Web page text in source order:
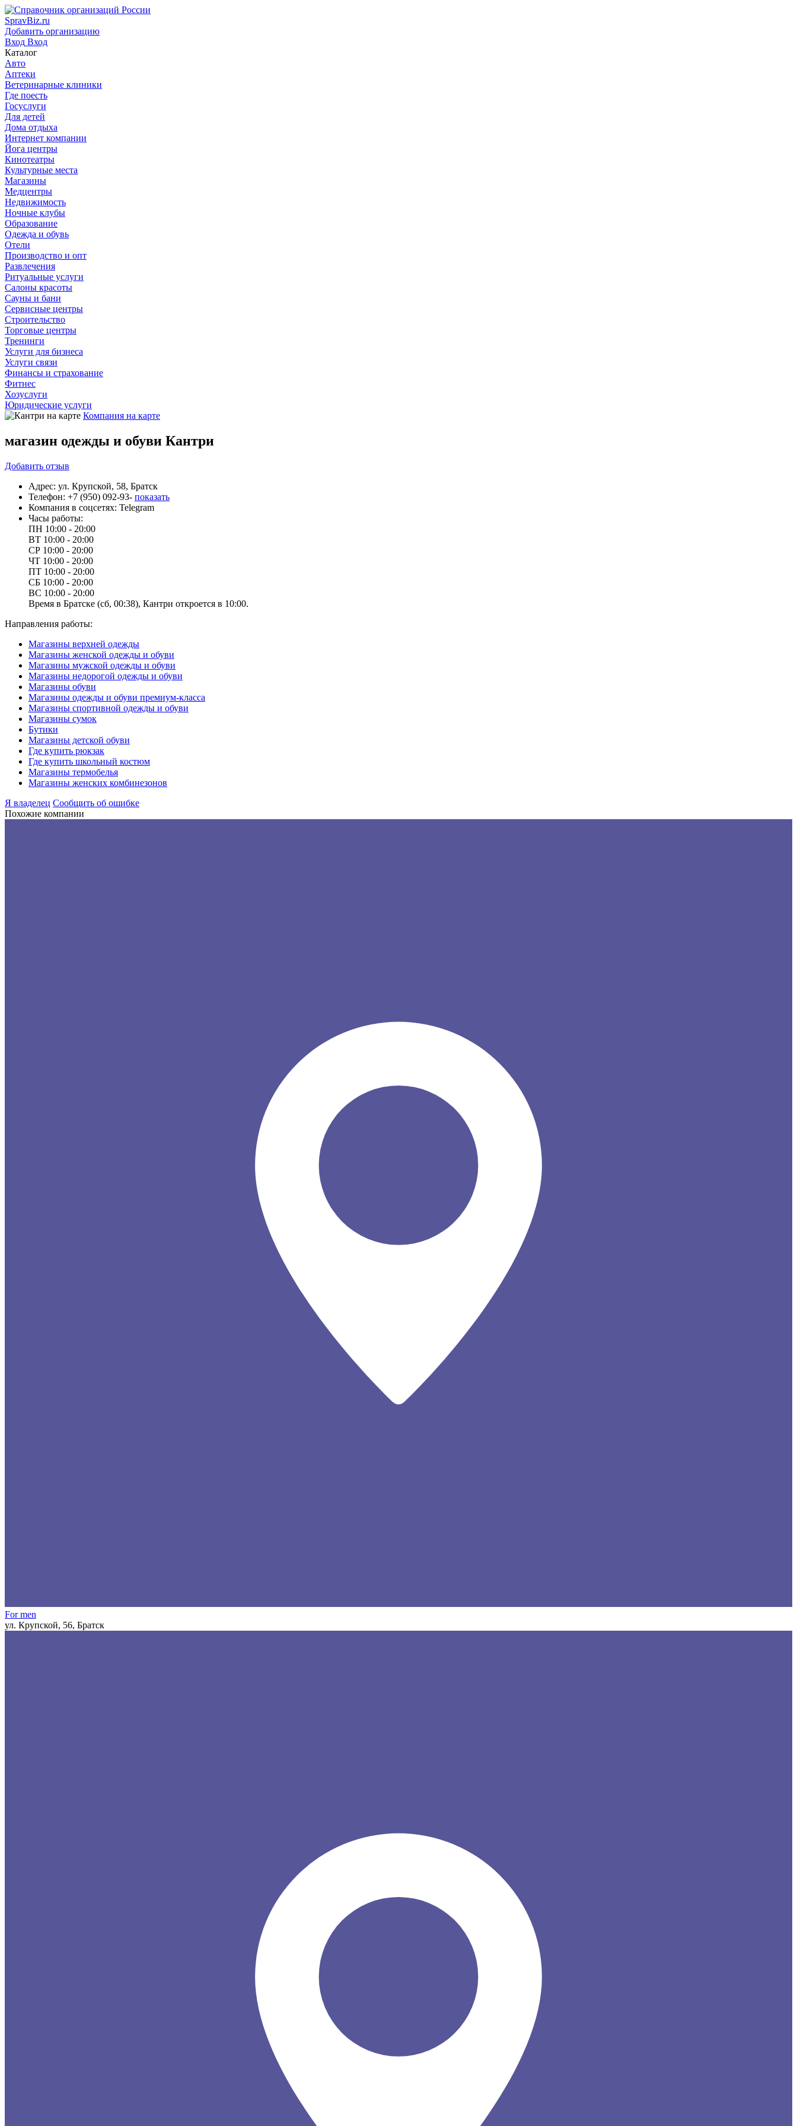
SpravBiz.ru
Добавить организацию
Вход Вход
Каталог
Авто
Аптеки
Ветеринарные клиники
Где поесть
Госуслуги
Для детей
Дома отдыха
Интернет компании
Йога центры
Кинотеатры
Культурные места
Магазины
Медцентры
Недвижимость
Ночные клубы
Образование
Одежда и обувь
Отели
Производство и опт
Развлечения
Ритуальные услуги
Салоны красоты
Сауны и бани
Сервисные центры
Строительство
Торговые центры
Тренинги
Услуги для бизнеса
Услуги связи
Финансы и страхование
Фитнес
Хозуслуги
Юридические услуги
Компания на карте
магазин одежды и обуви Кантри
Добавить отзыв
Адрес: ул. Крупской, 58, Братск
Телефон: +7 (950) 092-93- показать
Компания в соцсетях: Telegram
Часы работы:
ПН 10:00 - 20:00
ВТ 10:00 - 20:00
СР 10:00 - 20:00
ЧТ 10:00 - 20:00
ПТ 10:00 - 20:00
СБ 10:00 - 20:00
ВС 10:00 - 20:00
Время в Братске (сб, 00:38), Кантри откроется в 10:00.
Направления работы:
Магазины верхней одежды
Магазины женской одежды и обуви
Магазины мужской одежды и обуви
Магазины недорогой одежды и обуви
Магазины обуви
Магазины одежды и обуви премиум-класса
Магазины спортивной одежды и обуви
Магазины сумок
Бутики
Магазины детской обуви
Где купить рюкзак
Где купить школьный костюм
Магазины термобелья
Магазины женских комбинезонов
Я владелец Сообщить об ошибке
Похожие компании
For men
ул. Крупской, 56, Братск